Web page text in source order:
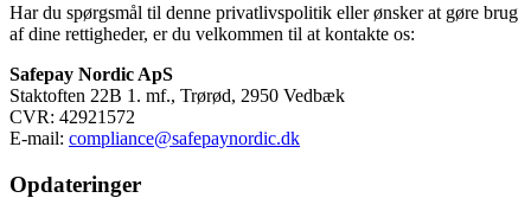
Har du spørgsmål til denne privatlivspolitik eller ønsker at gøre brug
af dine rettigheder, er du velkommen til at kontakte os:
Safepay Nordic ApS
Staktoften 22B 1. mf., Trørød, 2950 Vedbæk
CVR: 42921572
E-mail: compliance@safepaynordic.dk
Opdateringer